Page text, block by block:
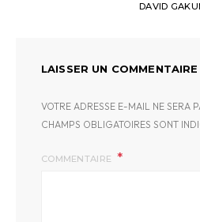
DAVID
LAISSER UN COMMENTAIRE
VOTRE ADRESSE E-MAIL NE SERA
CHAMPS OBLIGATOIRES SONT
COMMENTAIRE